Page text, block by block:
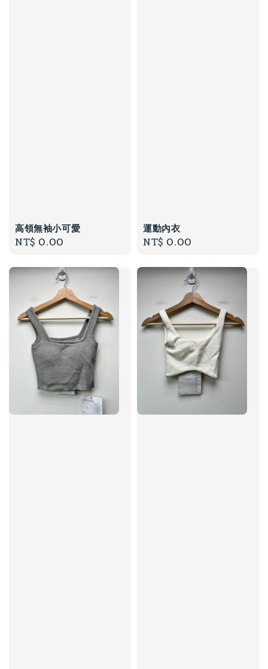
高領無袖小可愛
Regular
NT$ 0.00
運動內衣
Regular
NT$ 0.00